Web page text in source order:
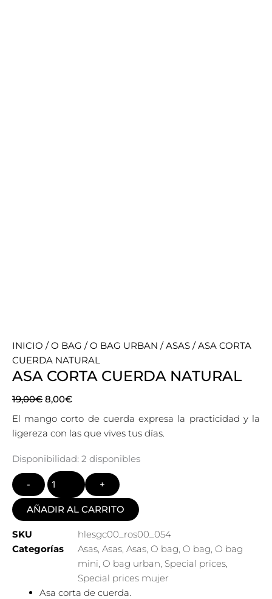
INICIO /O BAG /O BAG URBAN /ASAS / ASA CORTA
CUERDA NATURAL
ASA CORTA CUERDA NATURAL
19,00€ El
original
19,00€.
8,00€El
precio
8,00€.
El mango corto de cuerda expresa la practicidad y la
ligereza con las que vives tus días.
Disponibilidad: 2 disponibles
Quantity
AÑADIR AL CARRITO
SKU
hlesgc00_ros00_054
Categorías
Asas, Asas, Asas, O bag, O bag, O bag
mini, O bag urban, Special prices,
Special prices mujer
Asa corta de cuerda.